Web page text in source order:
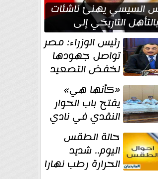
السيسي يهنئ ناشئات
التاريخي إلى
كأس العالم
رئيس الوزراء: مصر
تواصل جهودها
لخفض التصعيد
والحفاظ على
الإقليمي«كأنها هي»
يفتح باب الحوار
النقدي في نادي
أدب مصر الجديدة
حالة الطقس
اليوم.. شديد
الحرارة رطب نهارا